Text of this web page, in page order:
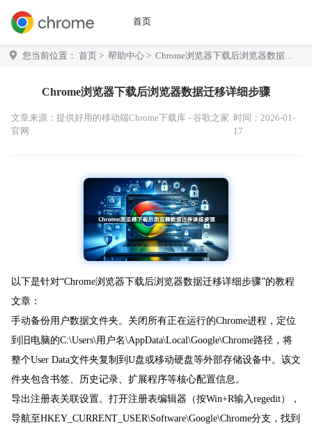
首页
您当前位置： 首页 > 帮助中心 > Chrome浏览器下载后浏览器数据迁
Chrome浏览器下载后浏览器数据迁移详细步骤
文章来源： 提供好用的移动端Chrome下载库 - 谷歌之家
官网
时间：2026-01-
17
以下是针对“Chrome浏览器下载后浏览器数据迁移详细步骤”的教程
文章：
手动备份用户数据文件夹。关闭所有正在运行的Chrome进程，定位
到旧电脑的C:\Users\用户名\AppData\Local\Google\Chrome路径，将
整个User Data文件夹复制到U盘或移动硬盘等外部存储设备中。该文
件夹包含书签、历史记录、扩展程序等核心配置信息。
导出注册表关联设置。打开注册表编辑器（按Win+R输入regedit），
导航至HKEY_CURRENT_USER\Software\Google\Chrome分支，找到